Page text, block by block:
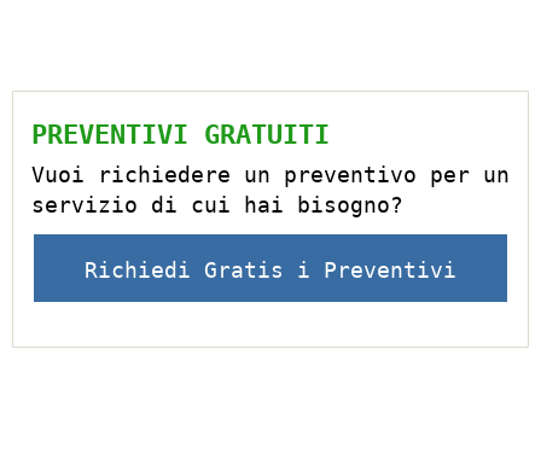
PREVENTIVI GRATUITI
Vuoi richiedere un preventivo per un
servizio di cui hai bisogno?
Richiedi Gratis i Preventivi